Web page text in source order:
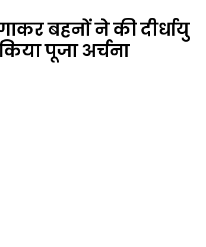
बहनों ने की दीर्धायु
पूजा अर्चना